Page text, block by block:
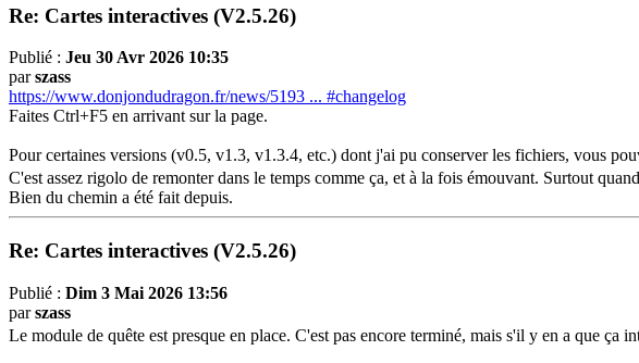
Re: Cartes interactives (V2.5.26)
Publié : Jeu 30 Avr 2026 10:35
parszass
https://www.donjondudragon.fr/news/5193 ... #changelog
Faites Ctrl+F5 en arrivant sur la page.
Pour certaines versions (v0.5, v1.3, v1.3.4, etc.) dont j'ai pu conserver les fichiers, vous
C'est assez rigolo de remonter dans le temps comme ça, et à la fois émouvant. Surtout
Bien du chemin a été fait depuis.
Re: Cartes interactives (V2.5.26)
Publié : Dim 3 Mai 2026 13:56
parszass
Le module de quête est presque en place. C'est pas encore terminé, mais s'il y en a que ça